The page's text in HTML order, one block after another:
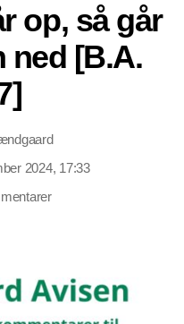
op, så går
ned [B.A.
2024, 17:33
til
så